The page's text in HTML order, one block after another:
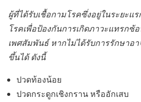
ผู้ที่ได้รับเชื้อกามโรคซึ่งอยู่ในระยะแ
โรคเพื่อป้องกันการเกิดภาวะแทรกซ้
เพศสัมพันธ์ หากไม่ได้รับการรักษาอ
ขึ้นได้ ดังนี้
ปวดท้องน้อย
ปวดกระดูกเชิงกราน หรืออักเสบ